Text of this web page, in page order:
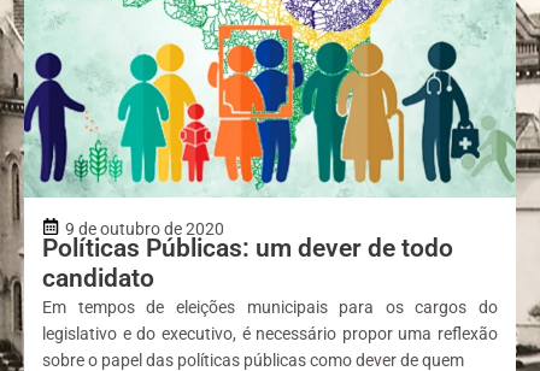
9 de outubro de 2020
Políticas Públicas: um dever de todo
candidato
Em tempos de eleições municipais para os cargos do
legislativo e do executivo, é necessário propor uma reflexão
sobre o papel das políticas públicas como dever de quem